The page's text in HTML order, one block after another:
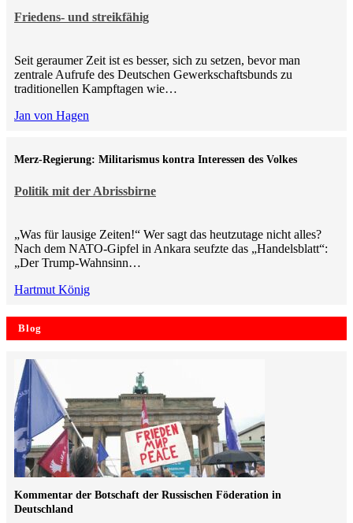
Friedens- und streikfähig
Seit geraumer Zeit ist es besser, sich zu setzen, bevor man
zentrale Aufrufe des Deutschen Gewerkschaftsbunds zu
traditionellen Kampftagen wie…
Jan von Hagen
Politik mit der Abrissbirne
Merz-Regierung: Militarismus kontra Inte­ressen des Volkes
„Was für lausige Zeiten!“ Wer sagt das heutzutage nicht alles?
Nach dem NATO-Gipfel in Ankara seufzte das „Handelsblatt“:
„Der Trump-Wahnsinn…
Hartmut König
Blog
Kommentar der Botschaft der Russischen Föderation in
Deutschland